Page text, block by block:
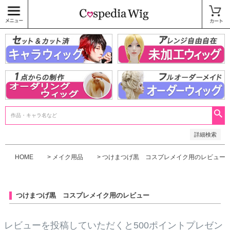
詳細検索
〜
商品タグ
キャラウィッグ
未加工ウィッグ
ベースウィッグ
衣装
SALE中
HOME メイク用品 つけまつげ黒 コスプレメイク用のレビュー
つけまつげ黒 コスプレメイク用のレビュー
レビューを投稿していただくと500ポイントプレゼン